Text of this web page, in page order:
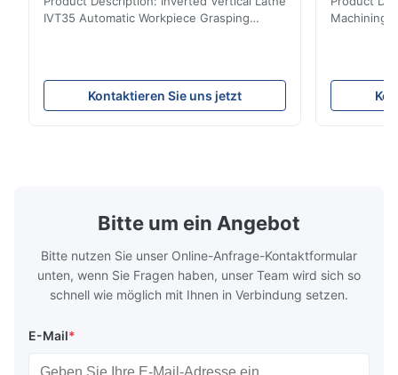
IVT35 Automatic Workpiece Grasping
a rigid frame-type bed for excellent
precision retention. Its inverted spindle
Kontaktieren Sie uns jetzt
Machining
parts in
other
Bitte um ein Angebot
Bitte nutzen Sie unser Online-Anfrage-Kontaktformular
unten, wenn Sie Fragen haben, unser Team wird sich so
schnell wie möglich mit Ihnen in Verbindung setzen.
E-Mail*